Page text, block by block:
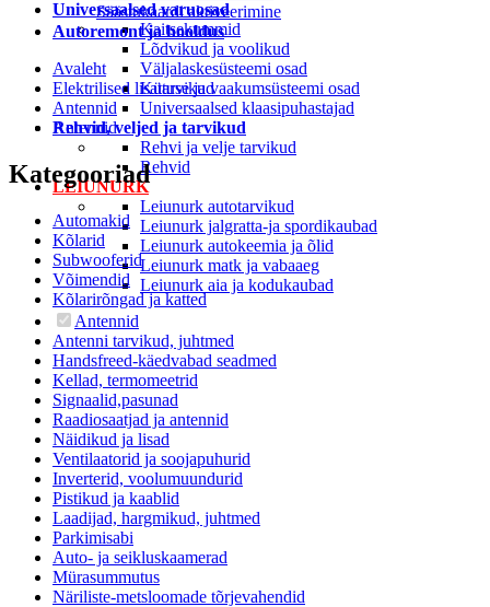
Universaalsed varuosad
Kaitsekummid
Lõdvikud ja voolikud
Väljalaskesüsteemi osad
Kütuse ja vaakumsüsteemi osad
Universaalsed klaasipuhastajad
Rehvid, veljed ja tarvikud
Rehvi ja velje tarvikud
Rehvid
LEIUNURK
Leiunurk autotarvikud
Leiunurk jalgratta-ja spordikaubad
Leiunurk autokeemia ja õlid
Leiunurk matk ja vabaaeg
Leiunurk aia ja kodukaubad
Säästukaardi aktiveerimine
Autoremont ja hooldus
Avaleht
Elektrilised lisatarvikud
Antennid
Antennid
Kategooriad
Automakid
Kõlarid
Subwooferid
Võimendid
Kõlarirõngad ja katted
Antennid
Antenni tarvikud, juhtmed
Handsfreed-käedvabad seadmed
Kellad, termomeetrid
Signaalid,pasunad
Raadiosaatjad ja antennid
Näidikud ja lisad
Ventilaatorid ja soojapuhurid
Inverterid, voolumuundurid
Pistikud ja kaablid
Laadijad, hargmikud, juhtmed
Parkimisabi
Auto- ja seikluskaamerad
Mürasummutus
Näriliste-metsloomade tõrjevahendid